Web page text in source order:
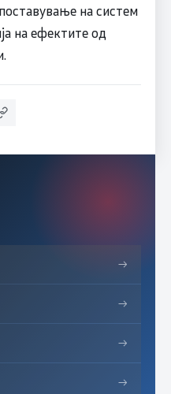
на систем
на ефектите од
→
→
→
→